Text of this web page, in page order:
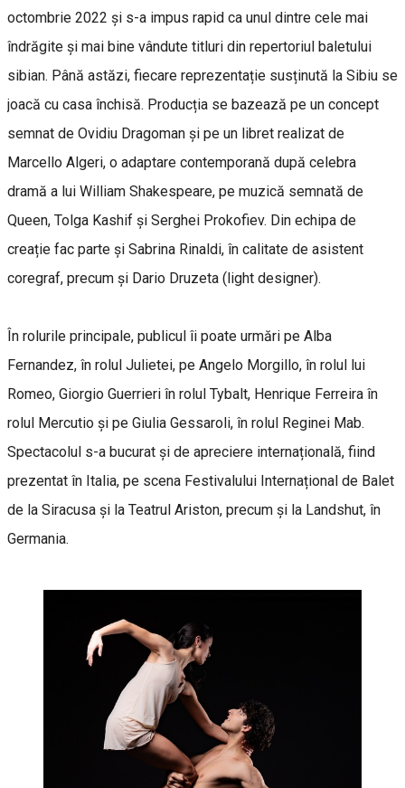
octombrie 2022 și s-a impus rapid ca unul dintre cele mai
îndrăgite și mai bine vândute titluri din repertoriul baletului
sibian. Până astăzi, fiecare reprezentație susținută la Sibiu se
joacă cu casa închisă. Producția se bazează pe un concept
semnat de Ovidiu Dragoman și pe un libret realizat de
Marcello Algeri, o adaptare contemporană după celebra
dramă a lui William Shakespeare, pe muzică semnată de
Queen, Tolga Kashif și Serghei Prokofiev. Din echipa de
creație fac parte și Sabrina Rinaldi, în calitate de asistent
coregraf, precum și Dario Druzeta (light designer).
În rolurile principale, publicul îi poate urmări pe Alba
Fernandez, în rolul Julietei, pe Angelo Morgillo, în rolul lui
Romeo, Giorgio Guerrieri în rolul Tybalt, Henrique Ferreira în
rolul Mercutio și pe Giulia Gessaroli, în rolul Reginei Mab.
Spectacolul s-a bucurat și de apreciere internațională, fiind
prezentat în Italia, pe scena Festivalului Internațional de Balet
de la Siracusa și la Teatrul Ariston, precum și la Landshut, în
Germania.